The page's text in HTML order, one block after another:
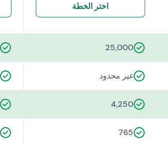
اختر الخطة
25,000
غير محدود
4,250
765